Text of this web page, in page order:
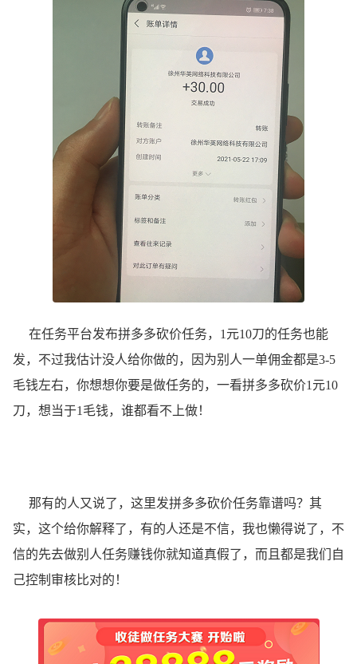
在任务平台发布拼多多砍价任务，1元10刀的任务也能
发，不过我估计没人给你做的，因为别人一单佣金都是3-5
毛钱左右，你想想你要是做任务的，一看拼多多砍价1元10
刀，想当于1毛钱，谁都看不上做！
那有的人又说了，这里发拼多多砍价任务靠谱吗？其
实，这个给你解释了，有的人还是不信，我也懒得说了，不
信的先去做别人任务赚钱你就知道真假了，而且都是我们自
己控制审核比对的！